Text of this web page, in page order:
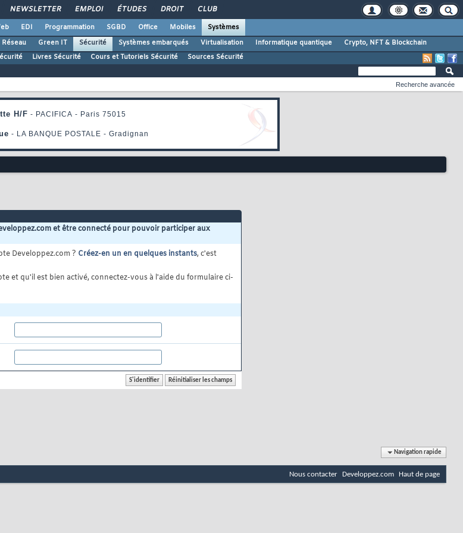
NEWSLETTER EMPLOI ÉTUDES DROIT CLUB
EDI Programmation SGBD Office Mobiles
Systèmes
Réseau Green IT Sécurité Systèmes embarqués Virtualisation Informatique quantique
Crypto, NFT & Blockchain
Livres Sécurité Cours et Tutoriels Sécurité Sources Sécurité
Recherche avancée
et être connecté pour pouvoir participer aux
Developpez.com ? Créez-en un en quelques instants, c'est
et qu'il est bien activé, connectez-vous à l'aide du formulaire ci-
Navigation rapide
Nous contacter Developpez.com Haut de page